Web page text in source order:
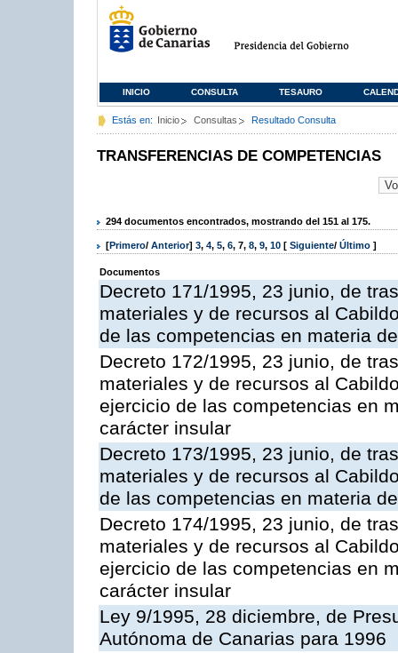
INICIO CONSULTA TESAURO
Estás en: Inicio Consultas Resultado Consulta
TRANSFERENCIAS DE COMPETENCIAS
294 documentos encontrados, mostrando del 151 al 175.
[Primero/ Anterior] 3, 4, 5, 6, 7, 8, 9, 10 [ Siguiente/ Último ]
Documentos
Decreto 171/1995, 23 junio, de
materiales y de recursos al
de las competencias en materia
Decreto 172/1995, 23 junio, de
materiales y de recursos al
ejercicio de las competencias en
carácter insular
Decreto 173/1995, 23 junio, de
materiales y de recursos al
de las competencias en materia
Decreto 174/1995, 23 junio, de
materiales y de recursos al
ejercicio de las competencias en
carácter insular
Ley 9/1995, 28 diciembre, de
Autónoma de Canarias para 1996